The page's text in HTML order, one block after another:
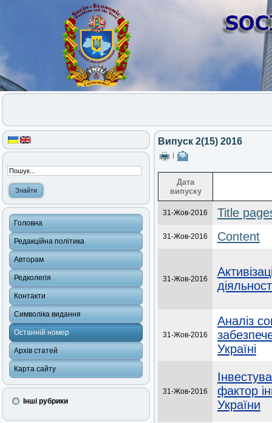
Головна
Редакційна політика
Авторам
Редколегія
Контакти
Символіка видання
Останній номер
Архів статей
Карта сайту
Інші рубрики
Випуск 2(15) 2016
Дата
випуску
31-Жов-2016 Title
31-Жов-2016 Content
31-Жов-2016
31-Жов-2016
Аналіз
Україні
31-Жов-2016
фактор
України